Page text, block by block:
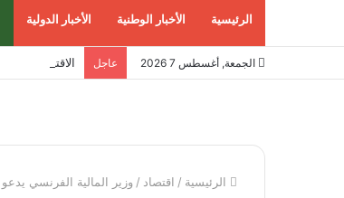
الرئيسية الأخبار الوطنية الأخبار الدولية
الجمعة, أغسطس 7 2026 عاجل الاقتصاد الأمريكي ينمو 1.5% في الربع الثاني مع
الرئيسية / اقتصاد / وزير المالية الفرنسي